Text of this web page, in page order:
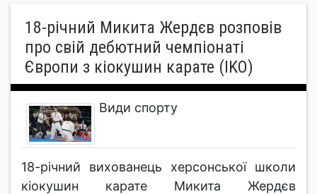
18-річний Микита Жердєв розповів
про свій дебютний чемпіонаті
Європи з кіокушин карате (IKO)
Види спорту
18-річний вихованець херсонської школи
кіокушин карате Микита Жердєв